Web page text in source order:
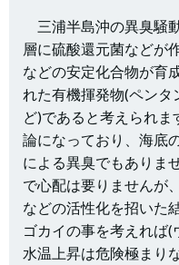
三浦半島沖の異臭騒
層に硫酸還元菌などが
などの安定化合物が育
れた有機揮発物(ペン
ど)であると考えられ
論になっており、海底
による異臭でもありま
で心配は要りませんが
などの活性化を招いた
ゴカイの事を考えれば
水温上昇は危険極まり